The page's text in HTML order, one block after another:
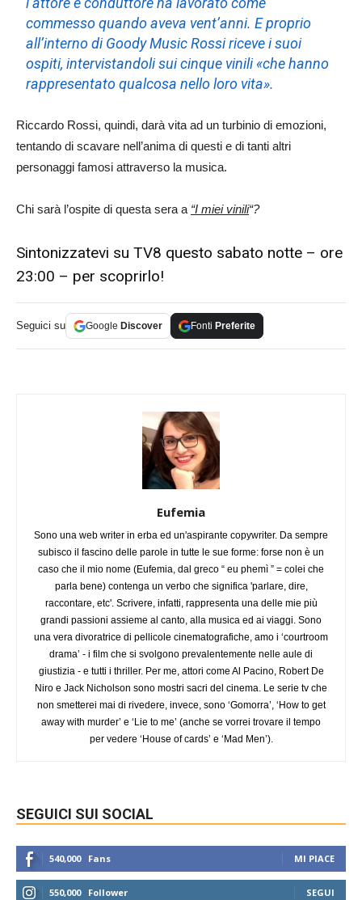
commesso quando aveva vent’anni. E proprio
all’interno di Goody Music Rossi riceve i suoi
ospiti, intervistandoli sui cinque vinili «che hanno
rappresentato qualcosa nello loro vita».
Riccardo Rossi, quindi, darà vita ad un turbinio di emozioni,
tentando di scavare nell’anima di questi e di tanti altri
personaggi famosi attraverso la musica.
Chi sarà l’ospite di questa sera a “I miei vinili“?
Sintonizzatevi su TV8 questo sabato notte – ore
23:00 – per scoprirlo!
Seguici su Google Discover Fonti Preferite
Eufemia
Sono una web writer in erba ed un'aspirante copywriter. Da sempre
subisco il fascino delle parole in tutte le sue forme: forse non è un
caso che il mio nome (Eufemia, dal greco “ eu phemì ” = colei che
parla bene) contenga un verbo che significa 'parlare, dire,
raccontare, etc'. Scrivere, infatti, rappresenta una delle mie più
grandi passioni assieme al canto, alla musica ed ai viaggi. Sono
una vera divoratrice di pellicole cinematografiche, amo i ‘courtroom
drama’ - i film che si svolgono prevalentemente nelle aule di
giustizia - e tutti i thriller. Per me, attori come Al Pacino, Robert De
Niro e Jack Nicholson sono mostri sacri del cinema. Le serie tv che
non smetterei mai di rivedere, invece, sono ‘Gomorra’, ‘How to get
away with murder’ e ‘Lie to me’ (anche se vorrei trovare il tempo
per vedere ‘House of cards’ e ‘Mad Men’).
SEGUICI SUI SOCIAL
540,000 Fans MI PIACE
550,000 Follower SEGUI